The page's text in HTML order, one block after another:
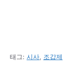
태그: 시사, 조갑제